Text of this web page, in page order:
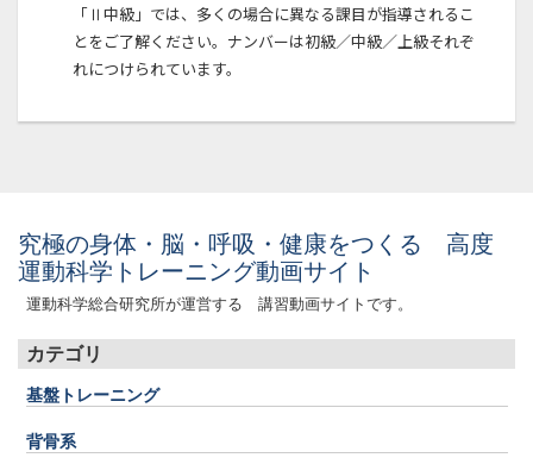
「Ⅱ中級」では、多くの場合に異なる課目が指導されるこ
とをご了解ください。ナンバーは初級／中級／上級それぞ
れにつけられています。
究極の身体・脳・呼吸・健康をつくる 高度
運動科学トレーニング動画サイト
運動科学総合研究所が運営する 講習動画サイトです。
カテゴリ
基盤トレーニング
背骨系